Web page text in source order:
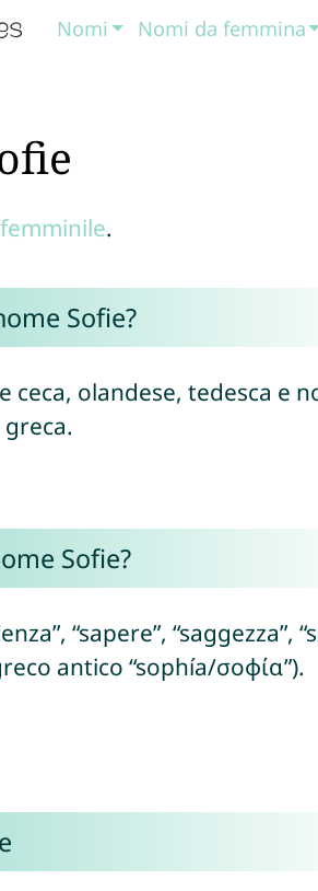
Nomi Nomi da femmina
.
Sofie?
ceca, olandese, tedesca e
Sofie?
“sapere”, “saggezza”,
antico “sophía/σοφία”).